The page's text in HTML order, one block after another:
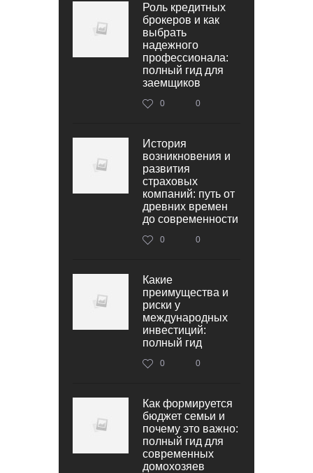
Роль кредитных
брокеров и как
выбрать
надежного
профессионала:
полный гид для
заемщиков
0 0
История
возникновения и
развития
страховых
компаний: путь от
древних времен
до современности
0 0
Какие
преимущества и
риски у
международных
инвестиций:
полный гид
0 0
Как формируется
бюджет семьи и
почему это важно:
полный гид для
современных
домохозяев